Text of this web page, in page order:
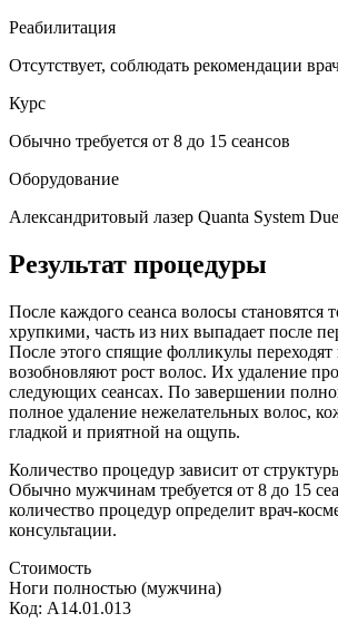
Реабилитация
Отсутствует, соблюдать рекомендации
Курс
Обычно требуется от 8 до 15 сеансов
Оборудование
Александритовый лазер Quanta System
Результат процедуры
После каждого сеанса волосы становятся
хрупкими, часть из них выпадает после
После этого спящие фолликулы
возобновляют рост волос. Их удаление
следующих сеансах. По завершении
полное удаление нежелательных волос,
гладкой и приятной на ощупь.
Количество процедур зависит от
Обычно мужчинам требуется от 8 до 15
количество процедур определит врач-
консультации.
Стоимость
Ноги полностью (мужчина)
Код: A14.01.013